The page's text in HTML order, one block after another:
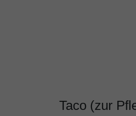
Taco (zur